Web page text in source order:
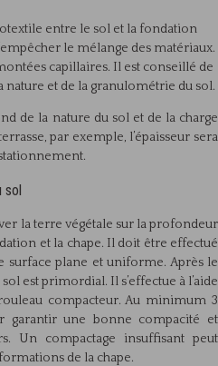
entre le sol et la fondation
le mélange des matériaux.
capillaires. Il est conseillé de
et de la granulométrie du sol.
de la nature du sol et de la charge
par exemple, l’épaisseur sera
la terre végétale sur la profondeur
et la chape. Il doit être effectué
plane et uniforme. Après le
est primordial. Il s’effectue à l’aide
compacteur. Au minimum 3
garantir une bonne compacité et
Un compactage insuffisant peut
de la chape.